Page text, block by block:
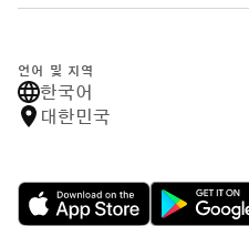
언어 및 지역
한국어
대한민국